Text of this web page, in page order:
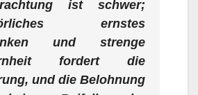
ist schwer;
ernstes
und strenge
fordert die
und die Belohnung